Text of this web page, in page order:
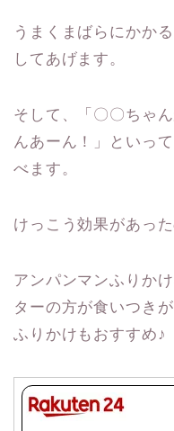
うまくまばらにかか
してあげます。
そして、「〇〇ちゃ
んあーん！」といっ
べます。
けっこう効果があっ
アンパンマンふりか
ターの方が食いつき
ふりかけもおすすめ♪